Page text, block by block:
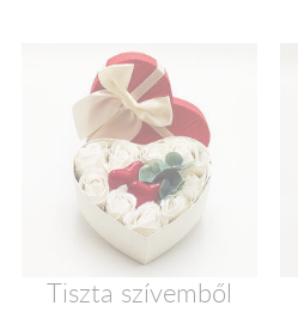
Tiszta szívemből